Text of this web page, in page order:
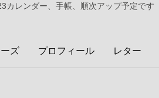
カレンダー、手帳、順次アップ予定です
ズ プロフィール レター